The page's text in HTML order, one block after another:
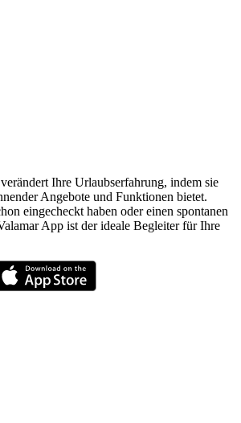
Ihre Urlaubserfahrung, indem sie
Angebote und Funktionen bietet.
eingecheckt haben oder einen spontanen
App ist der ideale Begleiter für Ihre